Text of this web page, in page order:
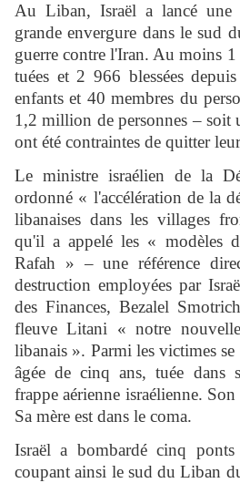
Au Liban, Israël a lancé une
grande envergure dans le sud
guerre contre l'Iran. Au moins 1
tuées et 2 966 blessées
enfants et 40 membres du
1,2 million de personnes – soit
ont été contraintes de quitter
Le ministre israélien de la
ordonné « l'accélération de la
libanaises dans les villages
qu'il a appelé les « modèles
Rafah » – une référence
destruction employées par
des Finances, Bezalel
fleuve Litani « notre
libanais ». Parmi les victimes
âgée de cinq ans, tuée dans
frappe aérienne israélienne.
Sa mère est dans le coma.
Israël a bombardé cinq
coupant ainsi le sud du Liban